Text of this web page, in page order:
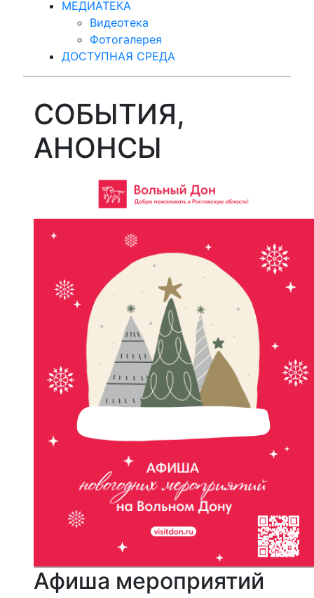
МЕДИАТЕКА
Видеотека
Фотогалерея
ДОСТУПНАЯ СРЕДА
СОБЫТИЯ,
АНОНСЫ
Афиша мероприятий